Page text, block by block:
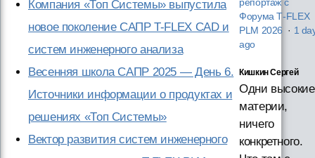
Компания «Топ Системы» выпустила
новое поколение САПР T-FLEX CAD и
систем инженерного анализа
Весенняя школа САПР 2025 — День 6.
Источники информации о продуктах и
решениях «Топ Системы»
Вектор развития систем инженерного
репортаж с
Форума T‑FLEX
PLM 2026 · 1
ago
Кишкин Сергей
Одни высокие
материи,
ничего
конкретного.